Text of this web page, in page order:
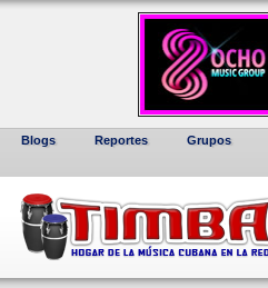
Blogs Reportes Grupos